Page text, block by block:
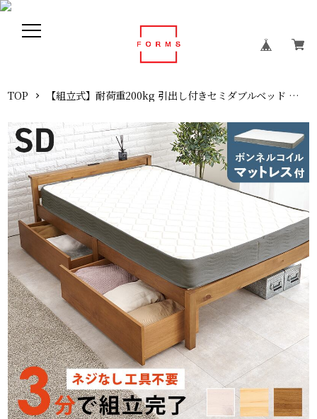
TOP 【組立式】耐荷重200kg 引出し付きセミダブルベッド すのこフレーム ボンネルコイルマットレスセット 3色展開 一人暮らし ワンルーム 幅123cm